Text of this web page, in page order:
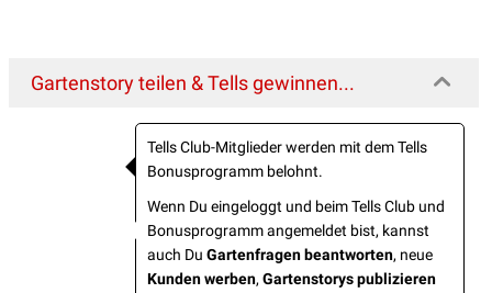
Gartenstory teilen & Tells gewinnen...
Tells Club-Mitglieder werden mit dem Tells
Bonusprogramm belohnt.
Wenn Du eingeloggt und beim Tells Club und
Bonusprogramm angemeldet bist, kannst
auch Du Gartenfragen beantworten, neue
Kunden werben, Gartenstorys publizieren